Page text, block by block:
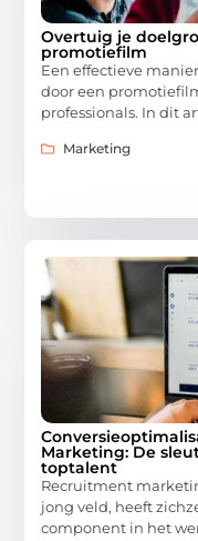
Overtuig je
promotiefilm
Een effectieve
door een
professionals. In dit
Marketing
Marketing: De
toptalent
Recruitment
jong veld, heeft
component in het